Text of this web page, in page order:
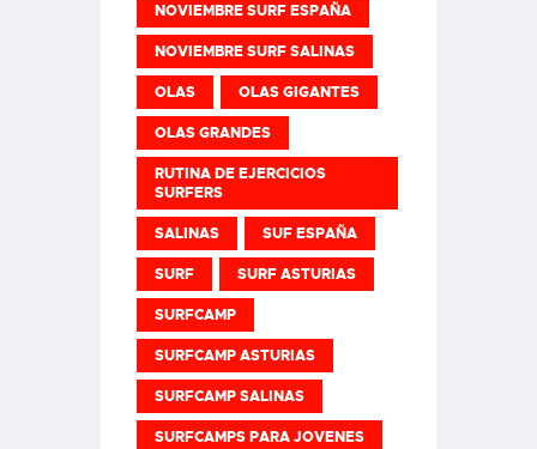
NOVIEMBRE SURF ESPAÑA
NOVIEMBRE SURF SALINAS
OLAS OLAS GIGANTES
OLAS GRANDES
RUTINA DE EJERCICIOS
SURFERS
SALINAS SUF ESPAÑA
SURF SURF ASTURIAS
SURFCAMP
SURFCAMP ASTURIAS
SURFCAMP SALINAS
SURFCAMPS PARA JOVENES